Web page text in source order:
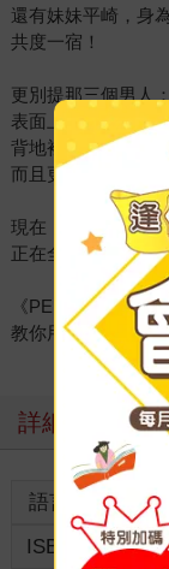
還有妹妹平崎，身
共度一宿！
更別提那三個男人
表面上只是職員與
背地裡居然組成「
而且更糟糕的是，
現在，虛擬和現實
正在全面斷裂瓦解
《PEENKY》真人
教你用新臺幣買快
詳細資料
語言 中文繁體
ISBN